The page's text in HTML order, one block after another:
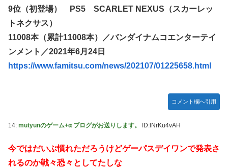
9位（初登場） PS5 SCARLET NEXUS（スカーレッ
トネクサス）
11008本（累計11008本）／バンダイナムコエンターテイ
ンメント／2021年6月24日
https://www.famitsu.com/news/202107/01225658.html
コメント欄へ引用
14: mutyunのゲーム+α ブログがお送りします。 ID:lNrKu4vAH
今ではだいぶ慣れただろうけどゲーパスデイワンで発表さ
れるのか戦々恐々としてたしな